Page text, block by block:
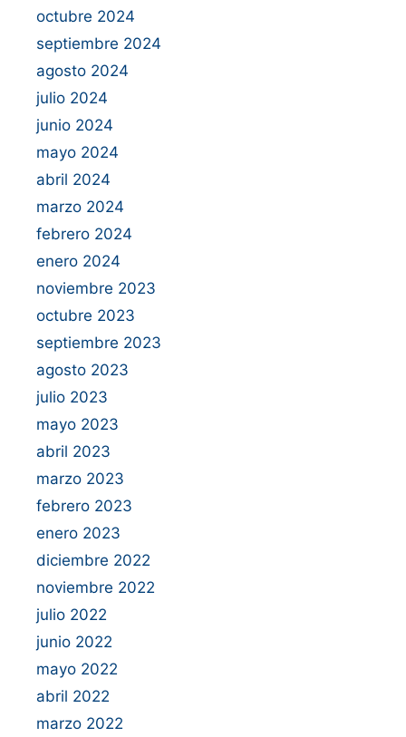
octubre 2024
septiembre 2024
agosto 2024
julio 2024
junio 2024
mayo 2024
abril 2024
marzo 2024
febrero 2024
enero 2024
noviembre 2023
octubre 2023
septiembre 2023
agosto 2023
julio 2023
mayo 2023
abril 2023
marzo 2023
febrero 2023
enero 2023
diciembre 2022
noviembre 2022
julio 2022
junio 2022
mayo 2022
abril 2022
marzo 2022